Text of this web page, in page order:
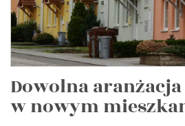
Dowolna
w nowym